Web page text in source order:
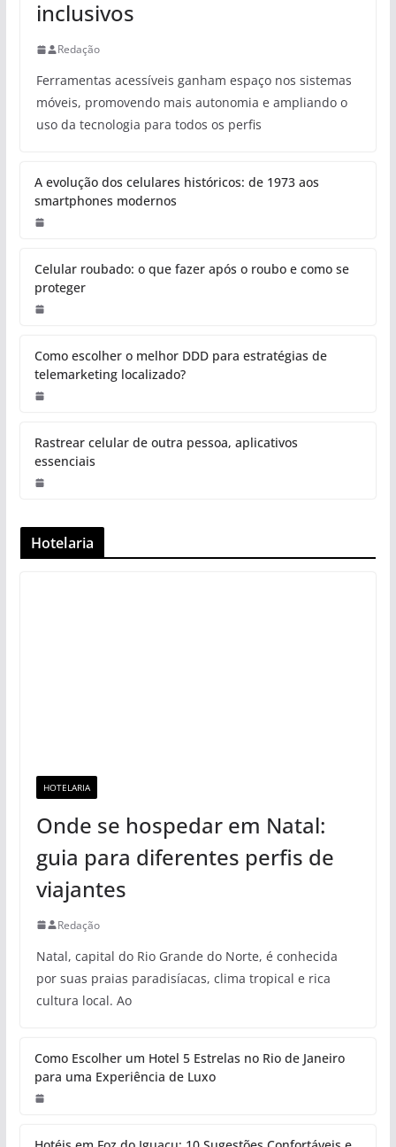
inclusivos
Redação
Ferramentas acessíveis ganham espaço nos sistemas
móveis, promovendo mais autonomia e ampliando o
uso da tecnologia para todos os perfis
A evolução dos celulares históricos: de 1973 aos
smartphones modernos
Celular roubado: o que fazer após o roubo e como se
proteger
Como escolher o melhor DDD para estratégias de
telemarketing localizado?
Rastrear celular de outra pessoa, aplicativos
essenciais
Hotelaria
HOTELARIA
Onde se hospedar em Natal:
guia para diferentes perfis de
viajantes
Redação
Natal, capital do Rio Grande do Norte, é conhecida
por suas praias paradisíacas, clima tropical e rica
cultura local. Ao
Como Escolher um Hotel 5 Estrelas no Rio de Janeiro
para uma Experiência de Luxo